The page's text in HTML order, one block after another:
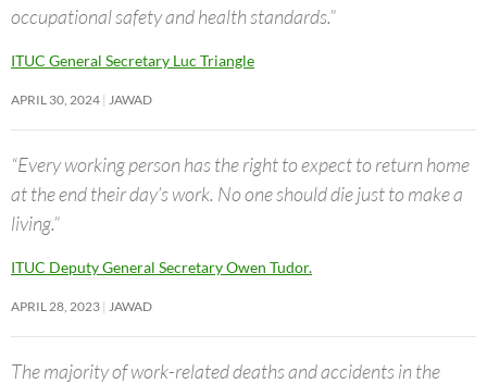
occupational safety and health standards.”
ITUC General Secretary Luc Triangle
APRIL 30, 2024 JAWAD
“Every working person has the right to expect to return home
at the end their day’s work. No one should die just to make a
living.”
ITUC Deputy General Secretary Owen Tudor.
APRIL 28, 2023 JAWAD
The majority of work-related deaths and accidents in the